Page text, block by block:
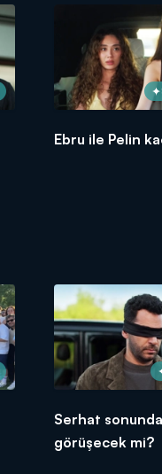
Ebru ile Pelin
Serhat
görüşecek mi?